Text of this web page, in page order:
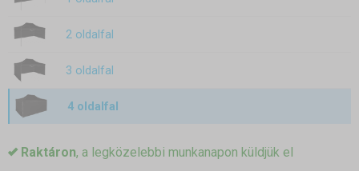
2 oldalfal
3 oldalfal
4 oldalfal
Raktáron, a legközelebbi munkanapon küldjük el